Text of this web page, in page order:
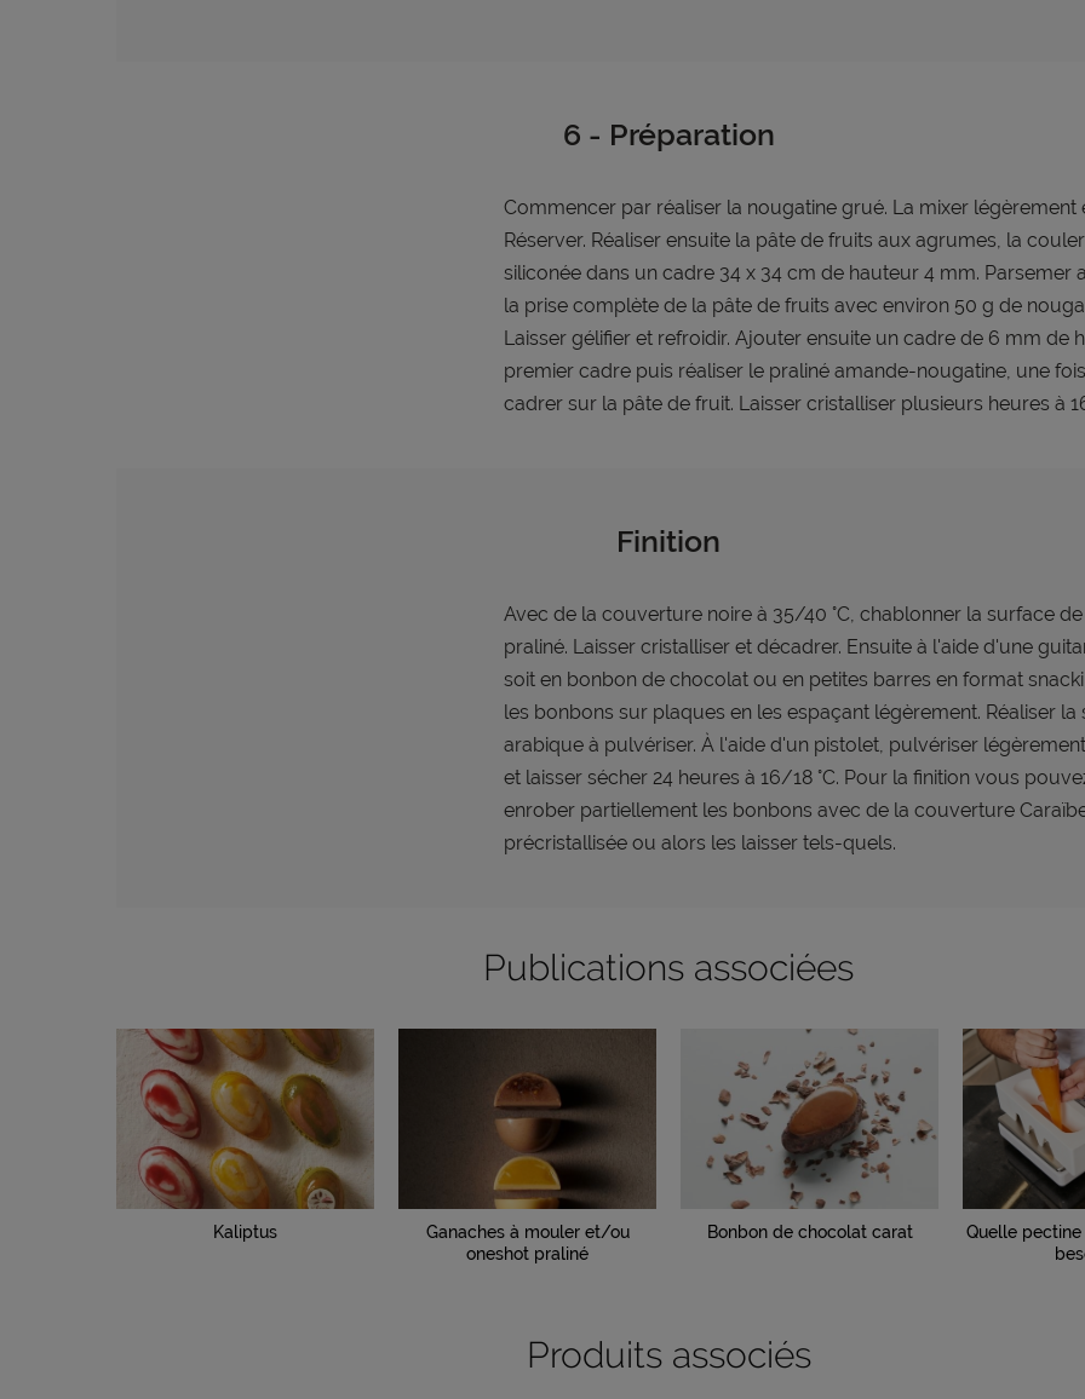
6 - Préparation
Commencer par réaliser la nougatine grué. La mixer légèrement
Réserver. Réaliser ensuite la pâte de fruits aux agrumes, la
siliconée dans un cadre 34 x 34 cm de hauteur 4 mm. Parsemer
la prise complète de la pâte de fruits avec environ 50 g de
Laisser gélifier et refroidir. Ajouter ensuite un cadre de 6 mm de
premier cadre puis réaliser le praliné amande-nougatine, une
cadrer sur la pâte de fruit. Laisser cristalliser plusieurs heures à
Finition
Avec de la couverture noire à 35/40 °C, chablonner la surface
praliné. Laisser cristalliser et décadrer. Ensuite à l'aide d'une
soit en bonbon de chocolat ou en petites barres en format
les bonbons sur plaques en les espaçant légèrement. Réaliser la
arabique à pulvériser. À l'aide d'un pistolet, pulvériser
et laisser sécher 24 heures à 16/18 °C. Pour la finition vous
enrober partiellement les bonbons avec de la couverture
précristallisée ou alors les laisser tels-quels.
Publications associées
Kaliptus
Ganaches à mouler et/ou
oneshot praliné
Bonbon de chocolat carat
Quelle
Produits associés